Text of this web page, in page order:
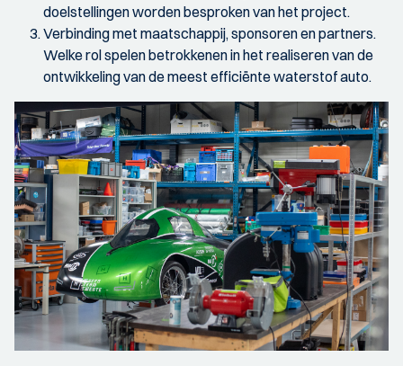
doelstellingen worden besproken van het project.
Verbinding met maatschappij, sponsoren en partners.
Welke rol spelen betrokkenen in het realiseren van de
ontwikkeling van de meest efficiënte waterstof auto.